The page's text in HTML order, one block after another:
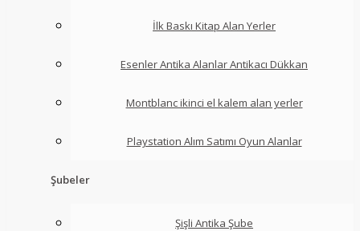
İlk Baskı Kitap Alan Yerler
Esenler Antika Alanlar Antikacı Dükkan
Montblanc ikinci el kalem alan yerler
Playstation Alım Satımı Oyun Alanlar
Şubeler
Şişli Antika Şube